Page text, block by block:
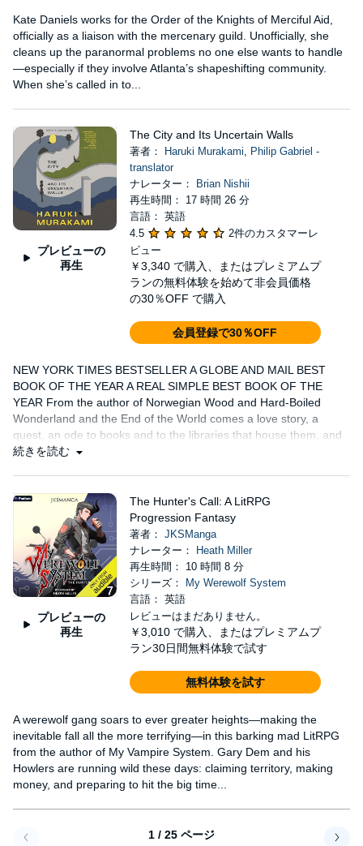
Kate Daniels works for the Order of the Knights of Merciful Aid,
officially as a liaison with the mercenary guild. Unofficially, she
cleans up the paranormal problems no one else wants to handle
—especially if they involve Atlanta’s shapeshifting community.
When she’s called in to...
プレビューの
再生
The City and Its Uncertain Walls
著者： Haruki Murakami
Philip Gabriel -
translator
ナレーター：
Brian Nishii
再生時間： 17 時間 26 分
言語： 英語
4.5
2件のカスタマーレ
ビュー
￥3,340 で購入、またはプレミアムプ
ランの無料体験を始めて非会員価格
の30％OFF で購入
会員登録で30％OFF
NEW YORK TIMES BESTSELLER A GLOBE AND MAIL BEST
BOOK OF THE YEAR A REAL SIMPLE BEST BOOK OF THE
YEAR From the author of Norwegian Wood and Hard-Boiled
Wonderland and the End of the World comes a love story, a
quest, an ode to books and to the libraries that house them, and
a parable...
続きを読む
プレビューの
再生
The Hunter's Call: A LitRPG
Progression Fantasy
著者： JKSManga
ナレーター：
Heath Miller
再生時間： 10 時間 8 分
シリーズ：
My Werewolf System
言語： 英語
レビューはまだありません。
￥3,010 で購入、またはプレミアムプ
ラン30日間無料体験で試す
無料体験を試す
A werewolf gang soars to ever greater heights—making the
inevitable fall all the more terrifying—in this barking mad LitRPG
from the author of My Vampire System. Gary Dem and his
Howlers are running wild these days: claiming territory, making
money, and preparing to hit the big time...
1 / 25 ページ